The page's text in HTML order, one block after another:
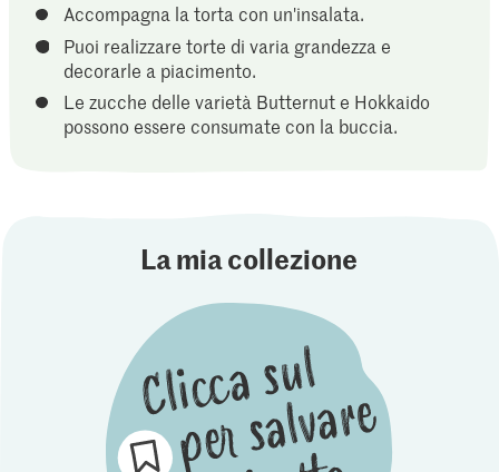
Accompagna la torta con un'insalata.
Puoi realizzare torte di varia grandezza e
decorarle a piacimento.
Le zucche delle varietà Butternut e Hokkaido
possono essere consumate con la buccia.
La mia collezione